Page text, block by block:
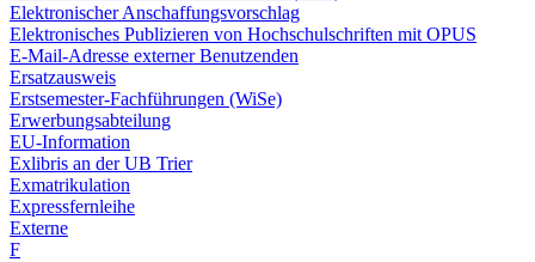
Elektronischer Anschaffungsvorschlag
Elektronisches Publizieren von Hochschulschriften mit OPUS
E-Mail-Adresse externer Benutzenden
Ersatzausweis
Erstsemester-Fachführungen (WiSe)
Erwerbungsabteilung
EU-Information
Exlibris an der UB Trier
Exmatrikulation
Expressfernleihe
Externe
F